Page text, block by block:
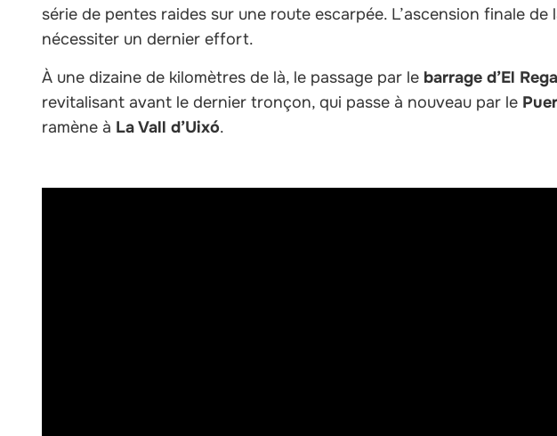
série de pentes raides sur une route escarpée. L’ascension finale
nécessiter un dernier effort.
À une dizaine de kilomètres de là, le passage par le barrage d’El
revitalisant avant le dernier tronçon, qui passe à nouveau par le
ramène à La Vall d’Uixó.